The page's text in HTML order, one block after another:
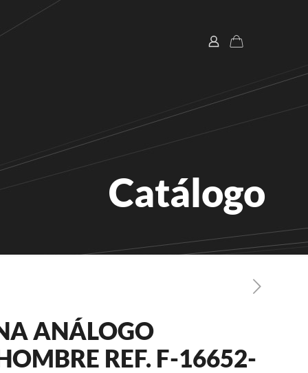
Catálogo
ANÁLOGO
REF. F-16652-